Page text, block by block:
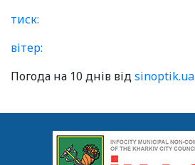
тиск:
вітер:
Погода на 10 днів відsinoptik.ua